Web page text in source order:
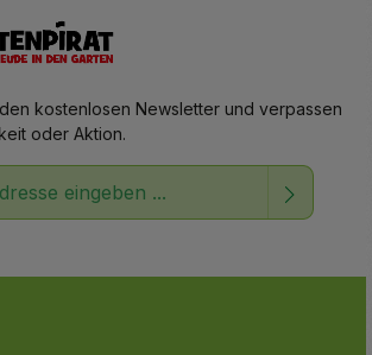
kostenlosen Newsletter und verpassen
oder Aktion.